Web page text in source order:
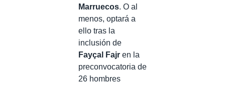
Marruecos. O al
menos, optará a
ello tras la
inclusión de
Fayçal Fajr en la
preconvocatoria de
26 hombres